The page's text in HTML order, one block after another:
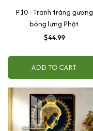
P10 - Tranh tráng gương
bóng lưng Phật
$44.99
ADD TO CART